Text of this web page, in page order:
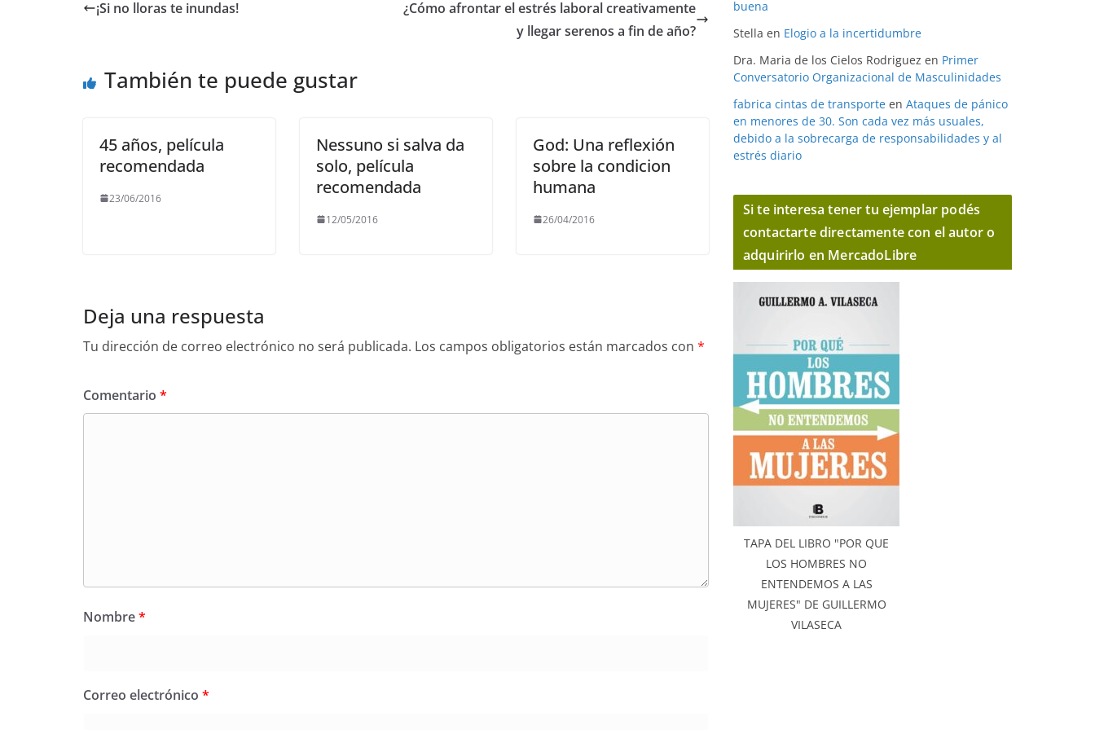
o p k
¡Si no lloras te inundas!
¿Cómo afrontar el estrés laboral creativamente
y llegar serenos a fin de año?
También te puede gustar
45 años, película
recomendada
23/06/2016
Nessuno si salva da
solo, película
recomendada
12/05/2016
God: Una reflexión
sobre la condicion
humana
26/04/2016
Deja una respuesta
Tu dirección de correo electrónico no será publicada. Los campos obligatorios están marcados con *
Comentario *
Nombre*
Correo electrónico *
buena
Stella en Elogio a la incertidumbre
Dra. Maria de los Cielos Rodriguez en Primer
Conversatorio Organizacional de Masculinidades
fabrica cintas de transporte en Ataques de pánico
en menores de 30. Son cada vez más usuales,
debido a la sobrecarga de responsabilidades y al
estrés diario
Si te interesa tener tu ejemplar podés
contactarte directamente con el autor o
adquirirlo en MercadoLibre
TAPA DEL LIBRO "POR QUE
LOS HOMBRES NO
ENTENDEMOS A LAS
MUJERES" DE GUILLERMO
VILASECA